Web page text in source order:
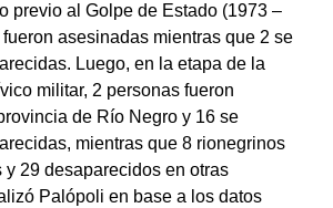
previo al Golpe de Estado (1973 –
asesinadas mientras que 2 se
Luego, en la etapa de la
militar, 2 personas fueron
de Río Negro y 16 se
mientras que 8 rionegrinos
29 desaparecidos en otras
Palópoli en base a los datos